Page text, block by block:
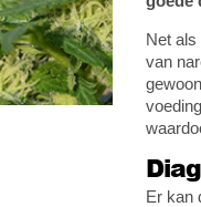
Net als
van
Er kan